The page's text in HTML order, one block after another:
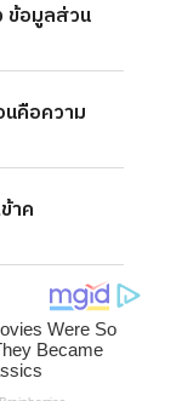
ข้อมูลส่วน
คือความ
าค